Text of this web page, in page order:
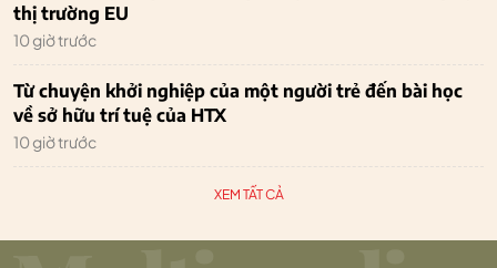
thị trường EU
10 giờ trước
Từ chuyện khởi nghiệp của một người trẻ đến bài học
về sở hữu trí tuệ của HTX
10 giờ trước
XEM TẤT CẢ